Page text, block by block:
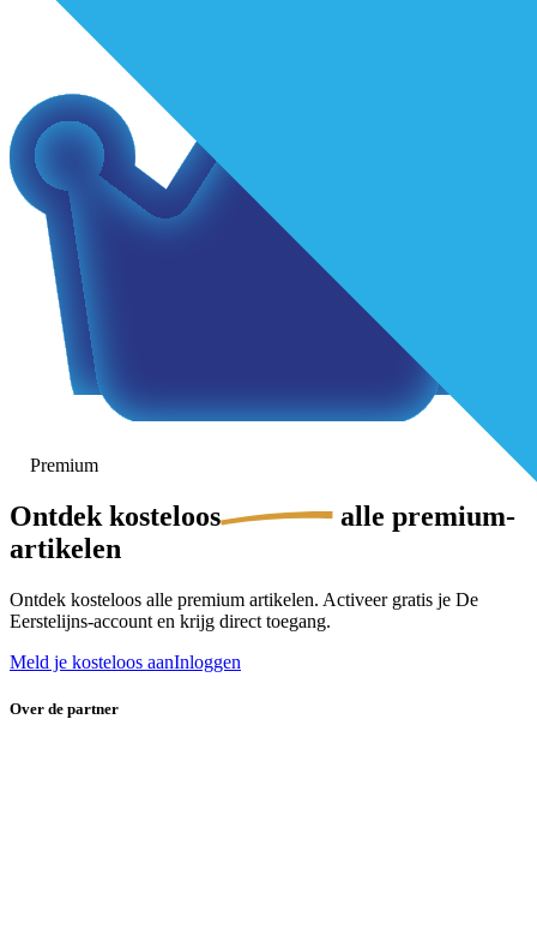
Premium
Ontdek kosteloos
alle premium-
artikelen
Ontdek kosteloos alle premium artikelen. Activeer gratis je De
Eerstelijns-account en krijg direct toegang.
Meld je kosteloos aanInloggen
Over de partner